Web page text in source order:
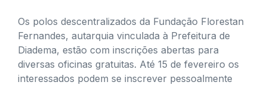
Os polos descentralizados da Fundação Florestan
Fernandes, autarquia vinculada à Prefeitura de
Diadema, estão com inscrições abertas para
diversas oficinas gratuitas. Até 15 de fevereiro os
interessados podem se inscrever pessoalmente